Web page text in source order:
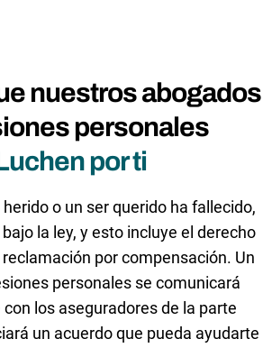
nuestros abogados
personales
por ti
o un ser querido ha fallecido,
la ley, y esto incluye el derecho
por compensación. Un
personales se comunicará
los aseguradores de la parte
un acuerdo que pueda ayudarte